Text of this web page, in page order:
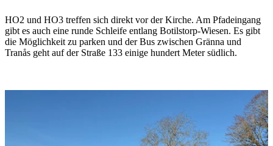
HO2 und HO3 treffen sich direkt vor der Kirche. Am Pfadeingang
gibt es auch eine runde Schleife entlang Botilstorp-Wiesen. Es gibt
die Möglichkeit zu parken und der Bus zwischen Gränna und
Tranås geht auf der Straße 133 einige hundert Meter südlich.
Bildergalerie